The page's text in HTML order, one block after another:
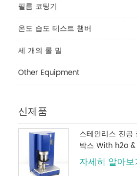
필름 코팅기
온도 습도 테스트 챔버
세 개의 롤 밀
Other Equipment
신제품
스테인리스 진공
박스 With h2o
화 시스템
자세히 알아보